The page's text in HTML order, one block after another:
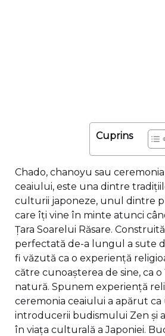
Cuprins
Chado, chanoyu sau
ceaiului, este una dintre
culturii japoneze, unul dintre
care îți vine în minte atunci
Țara Soarelui Răsare.
perfectată de-a lungul a sute
fi văzută ca o experiență
către cunoașterea de sine, ca
natură. Spunem experiență
ceremonia ceaiului a apărut ca
introducerii budismului Zen și
în viața culturală a Japoniei.